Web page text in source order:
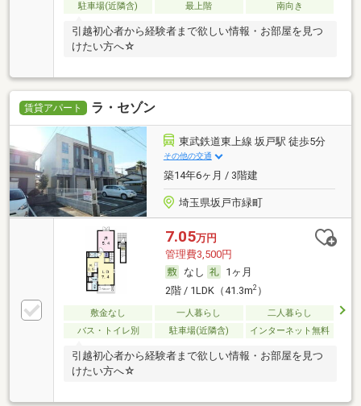
駐車場(近隣含)
最上階 南向き
引越初心者から経験者まで欲しい情報・お部屋を見つ
けたい方へ☆
賃貸アパート ラ・セゾン
東武鉄道東上線 坂戸駅 徒歩5分
その他の交通
築14年6ヶ月 / 3階建
埼玉県坂戸市緑町
7.05万円
管理費3,500円
なし
1ヶ月
2階 / 1LDK（41.3m2）
敷金なし 一人暮らし
二人暮らし
バス・トイレ別
駐車場(近隣含) インターネット無料
引越初心者から経験者まで欲しい情報・お部屋を見つ
けたい方へ☆